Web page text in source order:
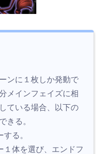
ンに１枚しか発動で
メインフェイズに相
ている場合、以下の
きる。
る。
１体を選び、エンドフ